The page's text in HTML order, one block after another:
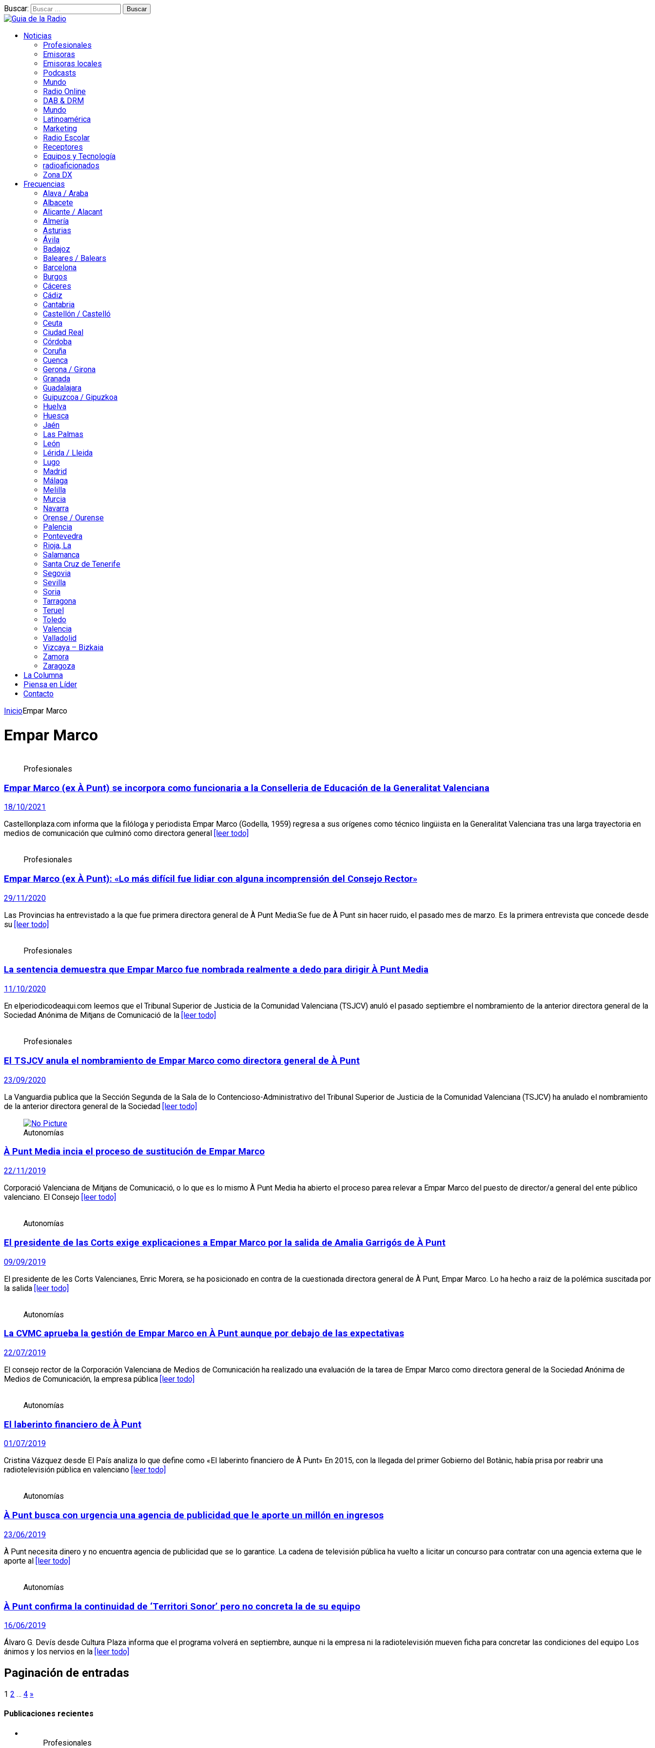
Buscar:
Noticias
Profesionales
Emisoras
Emisoras locales
Podcasts
Mundo
Radio Online
DAB & DRM
Mundo
Latinoamérica
Marketing
Radio Escolar
Receptores
Equipos y Tecnología
radioaficionados
Zona DX
Frecuencias
Alava / Araba
Albacete
Alicante / Alacant
Almería
Asturias
Ávila
Badajoz
Baleares / Balears
Barcelona
Burgos
Cáceres
Cádiz
Cantabria
Castellón / Castelló
Ceuta
Ciudad Real
Córdoba
Coruña
Cuenca
Gerona / Girona
Granada
Guadalajara
Guipuzcoa / Gipuzkoa
Huelva
Huesca
Jaén
Las Palmas
León
Lérida / Lleida
Lugo
Madrid
Málaga
Melilla
Murcia
Navarra
Orense / Ourense
Palencia
Pontevedra
Rioja, La
Salamanca
Santa Cruz de Tenerife
Segovia
Sevilla
Soria
Tarragona
Teruel
Toledo
Valencia
Valladolid
Vizcaya – Bizkaia
Zamora
Zaragoza
La Columna
Piensa en Líder
Contacto
InicioEmpar Marco
Empar Marco
Profesionales
Empar Marco (ex À Punt) se incorpora como funcionaria a la Conselleria de Educación de la Generalitat Valenciana
18/10/2021
Castellonplaza.com informa que la filóloga y periodista Empar Marco (Godella, 1959) regresa a sus orígenes como técnico lingüista en la Generalitat Valenciana tras una larga trayectoria en
medios de comunicación que culminó como directora general
[leer todo]
Profesionales
Empar Marco (ex À Punt): «Lo más difícil fue lidiar con alguna incomprensión del Consejo Rector»
29/11/2020
Las Provincias ha entrevistado a la que fue primera directora general de À Punt Media:Se fue de À Punt sin hacer ruido, el pasado mes de marzo. Es la primera entrevista que concede desde
su [leer todo]
Profesionales
La sentencia demuestra que Empar Marco fue nombrada realmente a dedo para dirigir À Punt Media
11/10/2020
En elperiodicodeaqui.com leemos que el Tribunal Superior de Justicia de la Comunidad Valenciana (TSJCV) anuló el pasado septiembre el nombramiento de la anterior directora general de la
Sociedad Anónima de Mitjans de Comunicació de la
[leer todo]
Profesionales
El TSJCV anula el nombramiento de Empar Marco como directora general de À Punt
23/09/2020
La Vanguardia publica que la Sección Segunda de la Sala de lo Contencioso-Administrativo del Tribunal Superior de Justicia de la Comunidad Valenciana (TSJCV) ha anulado el nombramiento
de la anterior directora general de la Sociedad [leer todo]
Autonomías
À Punt Media incia el proceso de sustitución de Empar Marco
22/11/2019
Corporació Valenciana de Mitjans de Comunicació, o lo que es lo mismo À Punt Media ha abierto el proceso parea relevar a Empar Marco del puesto de director/a general del ente público
valenciano. El Consejo [leer todo]
Autonomías
El presidente de las Corts exige explicaciones a Empar Marco por la salida de Amalia Garrigós de À Punt
09/09/2019
El presidente de les Corts Valencianes, Enric Morera, se ha posicionado en contra de la cuestionada directora general de À Punt, Empar Marco. Lo ha hecho a raiz de la polémica suscitada por
la salida [leer todo]
Autonomías
La CVMC aprueba la gestión de Empar Marco en À Punt aunque por debajo de las expectativas
22/07/2019
El consejo rector de la Corporación Valenciana de Medios de Comunicación ha realizado una evaluación de la tarea de Empar Marco como directora general de la Sociedad Anónima de
Medios de Comunicación, la empresa pública [leer todo]
Autonomías
El laberinto financiero de À Punt
01/07/2019
Cristina Vázquez desde El País analiza lo que define como «El laberinto financiero de À Punt» En 2015, con la llegada del primer Gobierno del Botànic, había prisa por reabrir una
radiotelevisión pública en valenciano
[leer todo]
Autonomías
À Punt busca con urgencia una agencia de publicidad que le aporte un millón en ingresos
23/06/2019
À Punt necesita dinero y no encuentra agencia de publicidad que se lo garantice. La cadena de televisión pública ha vuelto a licitar un concurso para contratar con una agencia externa que le
aporte al [leer todo]
Autonomías
À Punt confirma la continuidad de ‘Territori Sonor’ pero no concreta la de su equipo
16/06/2019
Álvaro G. Devís desde Cultura Plaza informa que el programa volverá en septiembre, aunque ni la empresa ni la radiotelevisión mueven ficha para concretar las condiciones del equipo Los
ánimos y los nervios en la
[leer todo]
Paginación de entradas
1 2 … 4 »
Publicaciones recientes
Profesionales